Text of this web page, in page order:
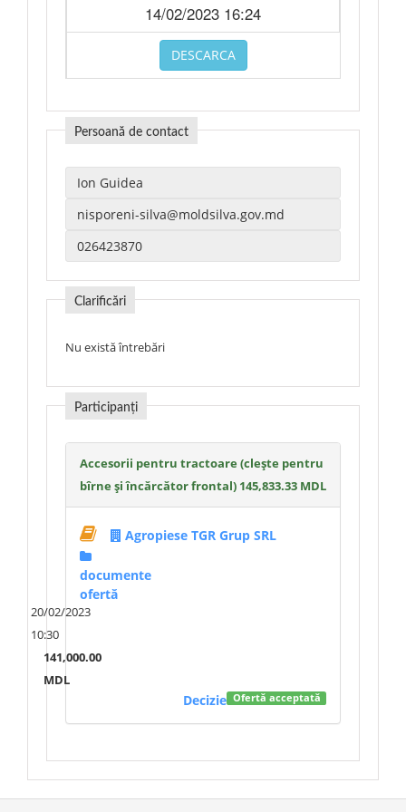
14/02/2023 16:24
DESCARCA
Persoană de contact
Clarificări
Nu există întrebări
Participanți
Accesorii pentru tractoare (clește pentru
bîrne și încărcător frontal) 145,833.33 MDL
Agropiese TGR Grup SRL
documente
ofertă
20/02/2023
10:30
141,000.00
MDL
Ofertă acceptată
Decizie